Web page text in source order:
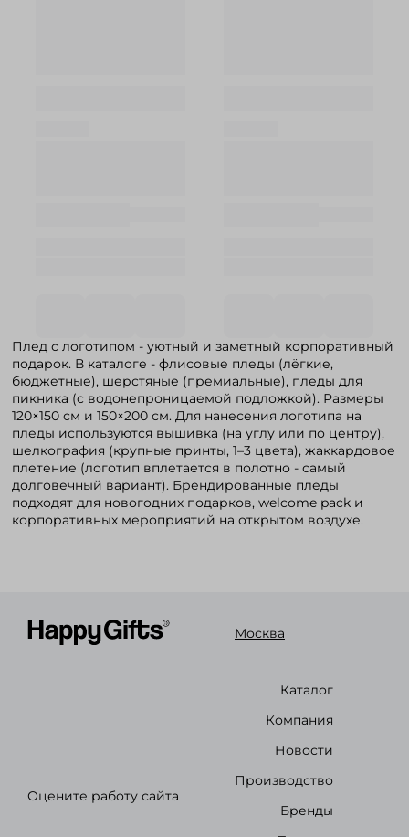
Плед с логотипом - уютный и заметный корпоративный
подарок. В каталоге - флисовые пледы (лёгкие,
бюджетные), шерстяные (премиальные), пледы для
пикника (с водонепроницаемой подложкой). Размеры
120×150 см и 150×200 см. Для нанесения логотипа на
пледы используются вышивка (на углу или по центру),
шелкография (крупные принты, 1–3 цвета), жаккардовое
плетение (логотип вплетается в полотно - самый
долговечный вариант). Брендированные пледы
подходят для новогодних подарков, welcome pack и
корпоративных мероприятий на открытом воздухе.
Оцените работу сайта
Москва
Каталог
Компания
Новости
Производство
Бренды